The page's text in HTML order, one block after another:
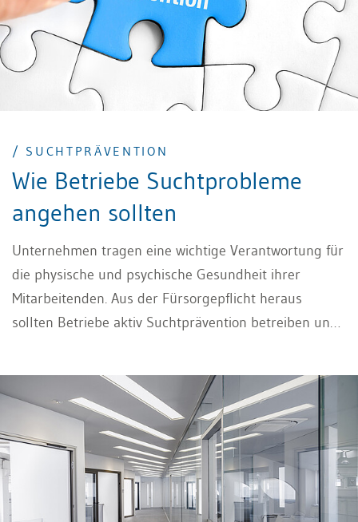
/ SUCHTPRÄVENTION
Wie Betriebe Suchtprobleme
angehen sollten
Unternehmen tragen eine wichtige Verantwortung für
die physische und psychische Gesundheit ihrer
Mitarbeitenden. Aus der Fürsorgepflicht heraus
sollten Betriebe aktiv Suchtprävention betreiben und